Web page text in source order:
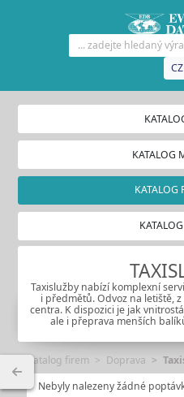
CZ
KATALOG
KATALOG
Taxislužby nabízí komplexní
i předmětů. Odvoz na letiště,
centra. K dispozici je jak
ale i přeprava menších
Katalog firem Doprava
Nebyly nalezeny žádné